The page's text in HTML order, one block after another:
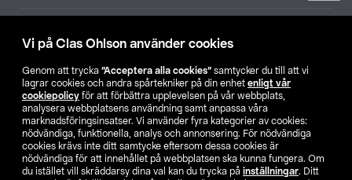
Vi på Clas Ohlson använder cookies
Genom att trycka ”Acceptera alla cookies” samtycker du till att vi
lagrar cookies och andra spårtekniker på din enhet enligt vår
cookiepolicy för att förbättra upplevelsen på vår webbplats,
analysera webbplatsens användning samt anpassa våra
marknadsföringsinsatser. Vi använder fyra kategorier av cookies:
nödvändiga, funktionella, analys och annonsering. För nödvändiga
cookies krävs inte ditt samtycke eftersom dessa cookies är
nödvändiga för att innehållet på webbplatsen ska kunna fungera. Om
du istället vill skräddarsy dina val kan du trycka på inställningar. Ditt
Hitta butik
SE NO FI